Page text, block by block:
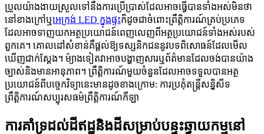
ប្រួលយ៉ាងងាយស្រួលទៅនឹងការប្រើប្រាស់ដែលអាចធ្វើបានទាំងអស់មិនថា
នៅខាងក្រៅឬអេក្រង់ LED ក្នុងផ្ទះក៏ដូចជាចំពោះព្រឹត្តិការណ៍គ្រប់ប្រភេទ
ដែលអាចទាញយកអត្ថប្រយោជន៍ពេញលេញពីអត្ថប្រយោជន៍ទាំងអស់របស់
ពួកគេ។ គោលដៅសំខាន់គឺផ្តល់ឱ្យទស្សនិកជននូវបទពិសោធន៍ដែលមើល
ឃើញជាក់ស្តែង។ ម៉្យាងទៀតវាអាចបង្ហាញសារឬព័ត៌មានដែលចង់បានយ៉ាង
ច្បាស់និងមានអានុភាព។ ព្រឹត្តិការណ៍មួយចំនួនដែលអាចទទួលបានអត្ថ
ប្រយោជន៍ពីបច្ចេកវិទ្យានេះមានដូចខាងក្រោម: ការប្រគុំតន្រ្តីសន្និសីទ
ព្រឹត្តិការណ៍សប្បុរសធម៌ព្រឹត្តិការណ៍កីឡា
ការគាំទ្រដល់ដីឥដ្ឋនិងដីសម្រាប់បន្ទះឆ្វាយកម្មនៅ